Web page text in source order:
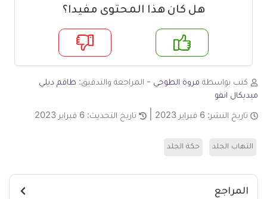
هل كان هذا المحتوى مفيدا؟
لا
كتب بواسطة مروة الطوخي - المراجعة والتدقيق: طاقم ديلي
ميديكال انفو
تاريخ النشر: 6 فبراير 2023 تاريخ التحديث: 6 فبراير 2023
التهاب الجلد حكة الجلد
المراجع